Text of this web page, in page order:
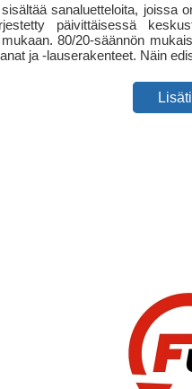
sanaluetteloita, joissa
päivittäisessä
80/20-säännön
ja -lauserakenteet. Näin